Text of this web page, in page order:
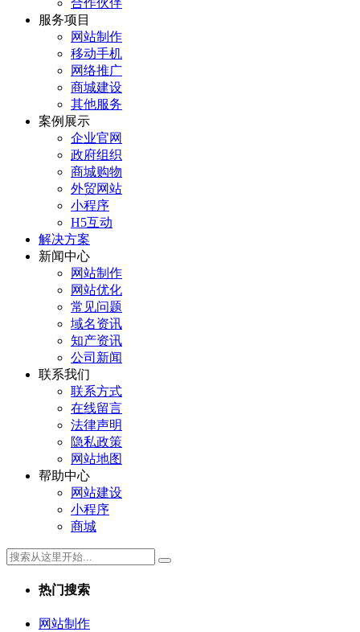
服务项目
网站制作
移动手机
网络推广
商城建设
其他服务
案例展示
企业官网
政府组织
商城购物
外贸网站
小程序
H5互动
解决方案
新闻中心
网站制作
网站优化
常见问题
域名资讯
知产资讯
公司新闻
联系我们
联系方式
在线留言
法律声明
隐私政策
网站地图
帮助中心
网站建设
小程序
商城
热门搜索
网站制作